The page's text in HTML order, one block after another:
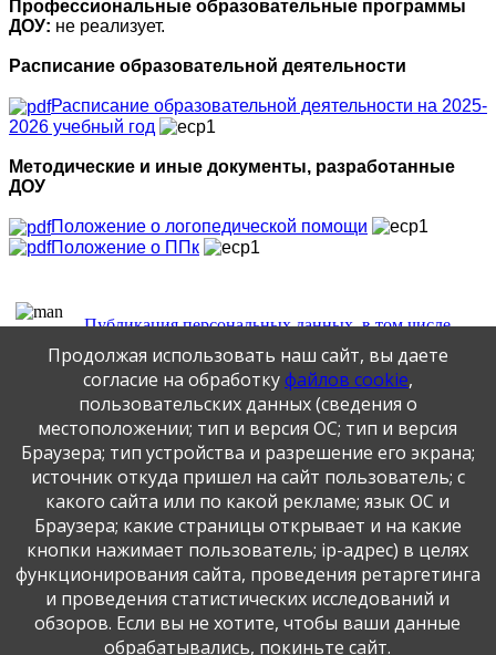
Профессиональные образовательные программы
ДОУ: не реализует.
Расписание образовательной деятельности
Расписание образовательной деятельности на 2025-
2026 учебный год
Методические и иные документы, разработанные
ДОУ
Положение о логопедической помощи
Положение о ППк
Публикация персональных данных, в том числе
фотографий, производится в соответствии с
Федеральным законом от 27.07.2006 г. № 152-ФЗ " О
персональных данных", с согласия субъекта персональных
Официальный интернет-портал
государственных услуг
Официальный сайт
Министерства науки и высшего
образования Российской
Федерации
Продолжая использовать наш сайт, вы даете
согласие на обработкуфайлов cookie,
пользовательских данных (сведения о
местоположении; тип и версия ОС; тип и версия
Браузера; тип устройства и разрешение его экрана;
источник откуда пришел на сайт пользователь; с
какого сайта или по какой рекламе; язык ОС и
Браузера; какие страницы открывает и на какие
кнопки нажимает пользователь; ip-адрес) в целях
функционирования сайта, проведения ретаргетинга
и проведения статистических исследований и
обзоров. Если вы не хотите, чтобы ваши данные
обрабатывались, покиньте сайт.